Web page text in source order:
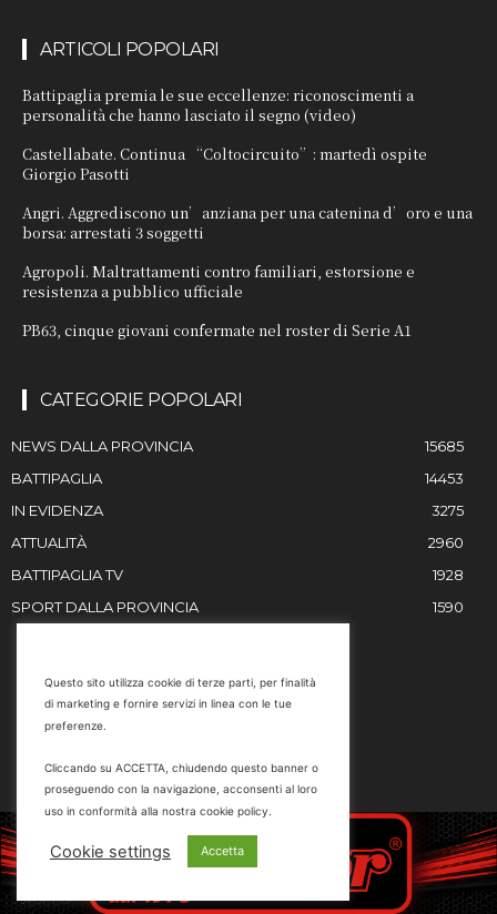
ARTICOLI POPOLARI
Battipaglia premia le sue eccellenze: riconoscimenti a
personalità che hanno lasciato il segno (video)
Castellabate. Continua “Coltocircuito”: martedì ospite
Giorgio Pasotti
Angri. Aggrediscono un’anziana per una catenina d’oro e una
borsa: arrestati 3 soggetti
Agropoli. Maltrattamenti contro familiari, estorsione e
resistenza a pubblico ufficiale
PB63, cinque giovani confermate nel roster di Serie A1
CATEGORIE POPOLARI
NEWS DALLA PROVINCIA
15685
BATTIPAGLIA
14453
IN EVIDENZA
3275
ATTUALITÀ
2960
BATTIPAGLIA TV
1928
SPORT DALLA PROVINCIA
1590
Email
marketing@battipaglia1929.it
carminegaldi@virgilio.it
Questo sito utilizza cookie di terze parti, per finalità
di marketing e fornire servizi in linea con le tue
preferenze.
Cliccando su ACCETTA, chiudendo questo banner o
proseguendo con la navigazione, acconsenti al loro
uso in conformità alla nostra cookie policy.
Cookie settings Accetta